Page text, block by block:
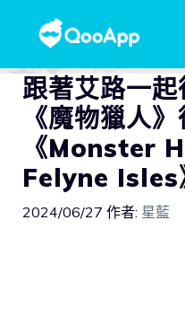
跟著艾路一起
《魔物獵人
《Monster
Felyne Isles
2024/06/27 作者: 星藍